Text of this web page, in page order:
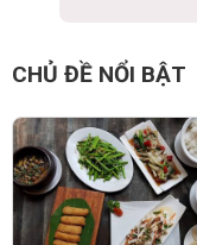
CHỦ ĐỀ NỔI BẬT